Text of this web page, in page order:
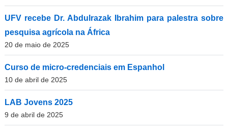
UFV recebe Dr. Abdulrazak Ibrahim para palestra sobre
pesquisa agrícola na África
20 de maio de 2025
Curso de micro-credenciais em Espanhol
10 de abril de 2025
LAB Jovens 2025
9 de abril de 2025